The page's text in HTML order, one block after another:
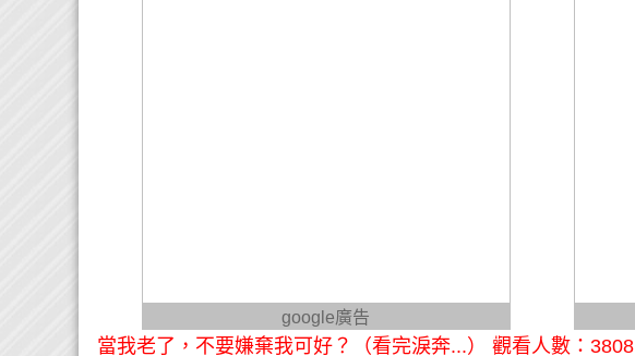
google廣告
當我老了，不要嫌棄我可好？（看完淚奔...） 觀看人數：3808